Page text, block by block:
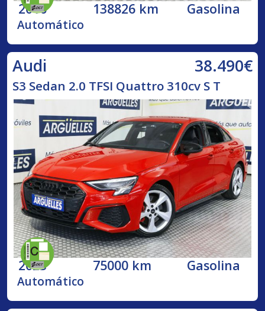
2016 138826 km Gasolina
Automático
Audi 38.490€
S3 Sedan 2.0 TFSI Quattro 310cv S T
2023 75000 km Gasolina
Automático